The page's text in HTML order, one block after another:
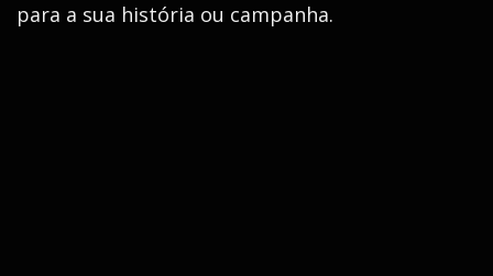
para a sua história ou campanha.